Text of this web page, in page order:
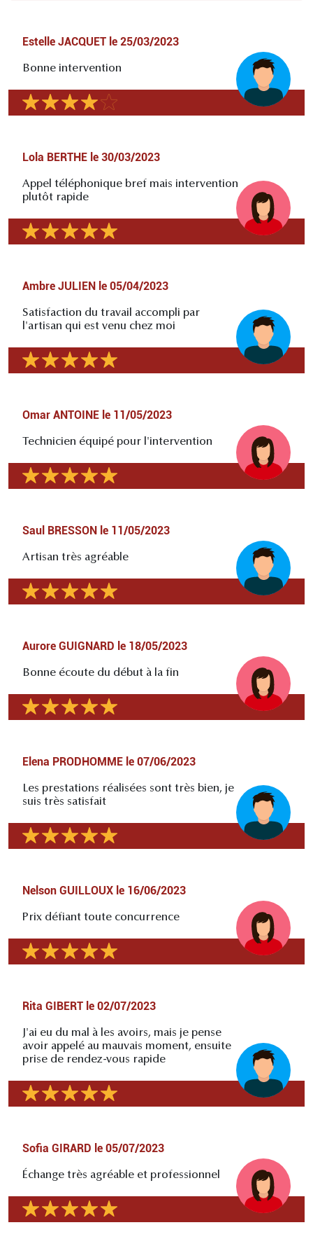
Estelle JACQUET le 25/03/2023
Bonne intervention
Lola BERTHE le 30/03/2023
Appel téléphonique bref mais intervention
plutôt rapide
Ambre JULIEN le 05/04/2023
Satisfaction du travail accompli par
l'artisan qui est venu chez moi
Omar ANTOINE le 11/05/2023
Technicien équipé pour l'intervention
Saul BRESSON le 11/05/2023
Artisan très agréable
Aurore GUIGNARD le 18/05/2023
Bonne écoute du début à la fin
Elena PRODHOMME le 07/06/2023
Les prestations réalisées sont très bien, je
suis très satisfait
Nelson GUILLOUX le 16/06/2023
Prix défiant toute concurrence
Rita GIBERT le 02/07/2023
J'ai eu du mal à les avoirs, mais je pense
avoir appelé au mauvais moment, ensuite
prise de rendez-vous rapide
Sofia GIRARD le 05/07/2023
Échange très agréable et professionnel